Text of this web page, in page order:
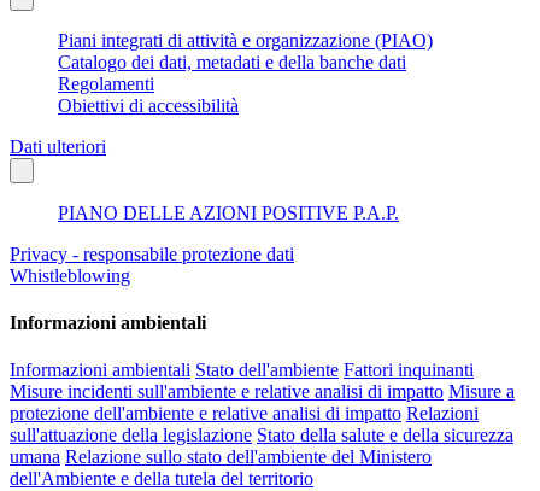
Piani integrati di attività e organizzazione (PIAO)
Catalogo dei dati, metadati e della banche dati
Regolamenti
Obiettivi di accessibilità
Dati ulteriori
PIANO DELLE AZIONI POSITIVE P.A.P.
Privacy - responsabile protezione dati
Whistleblowing
Informazioni ambientali
Informazioni ambientali Stato dell'ambiente Fattori inquinanti
Misure incidenti sull'ambiente e relative analisi di impatto Misure a
protezione dell'ambiente e relative analisi di impatto Relazioni
sull'attuazione della legislazione Stato della salute e della sicurezza
umana Relazione sullo stato dell'ambiente del Ministero
dell'Ambiente e della tutela del territorio